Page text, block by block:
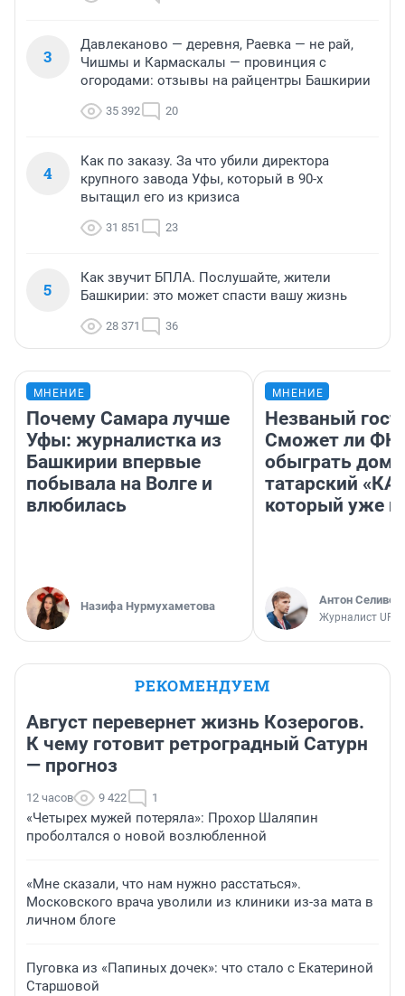
3
Давлеканово — деревня, Раевка — не рай,
Чишмы и Кармаскалы — провинция с
огородами: отзывы на райцентры Башкирии
35 392 20
4
Как по заказу. За что убили директора
крупного завода Уфы, который в 90-х
вытащил его из кризиса
31 851 23
5
Как звучит БПЛА. Послушайте, жители
Башкирии: это может спасти вашу жизнь
28 371 36
МНЕНИЕ
Почему Самара лучше
Уфы: журналистка из
Башкирии впервые
побывала на Волге и
влюбилась
Назифа Нурмухаметова
МНЕНИЕ
Незваный
Сможет ли ФК
обыграть дома
татарский
который уже
Антон
Журналист
РЕКОМЕНДУЕМ
Август перевернет жизнь Козерогов.
К чему готовит ретроградный Сатурн
— прогноз
12 часов 9 422 1
«Четырех мужей потеряла»: Прохор Шаляпин
проболтался о новой возлюбленной
«Мне сказали, что нам нужно расстаться».
Московского врача уволили из клиники из-за мата в
личном блоге
Пуговка из «Папиных дочек»: что стало с Екатериной
Старшовой